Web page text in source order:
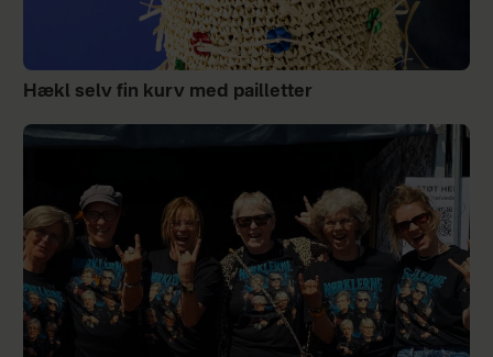
Hækl selv fin kurv med pailletter